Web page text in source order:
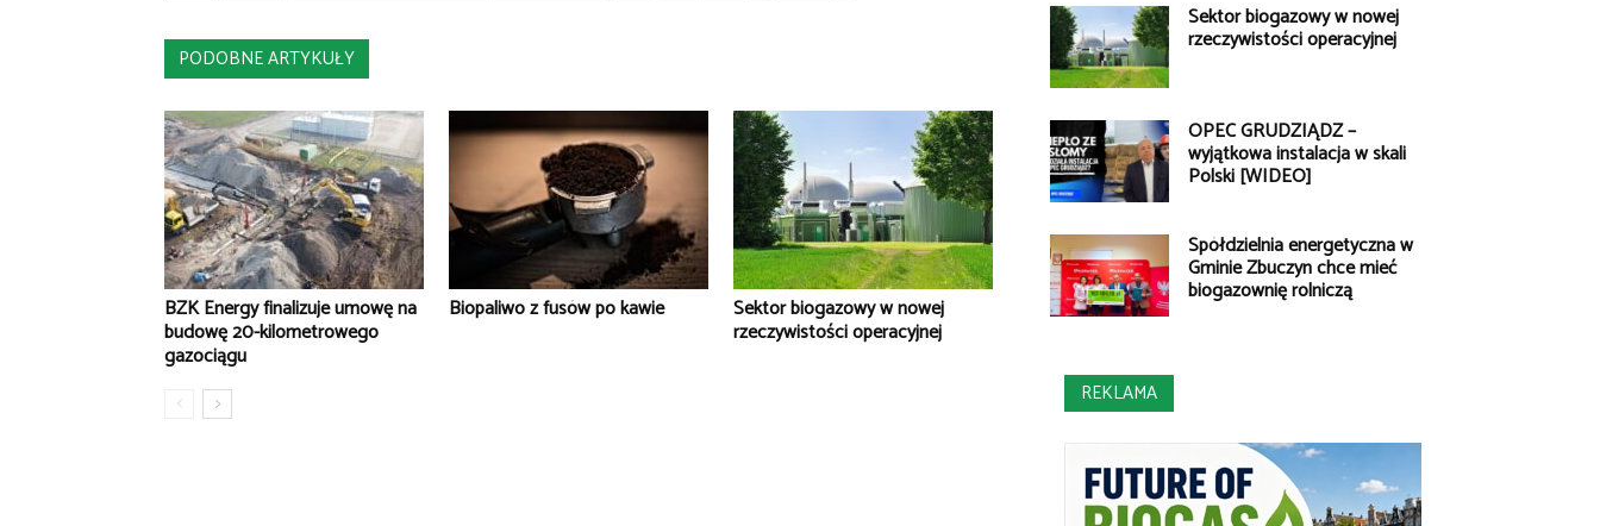
PODOBNE ARTYKUŁY
BZK Energy finalizuje umowę na
budowę 20-kilometrowego
gazociągu
Biopaliwo z fusów po kawie Sektor biogazowy w nowej
rzeczywistości operacyjnej
Sektor biogazowy w nowej
rzeczywistości operacyjnej
OPEC GRUDZIĄDZ –
wyjątkowa instalacja w skali
Polski [WIDEO]
Spółdzielnia energetyczna w
Gminie Zbuczyn chce mieć
biogazownię rolniczą
REKLAMA